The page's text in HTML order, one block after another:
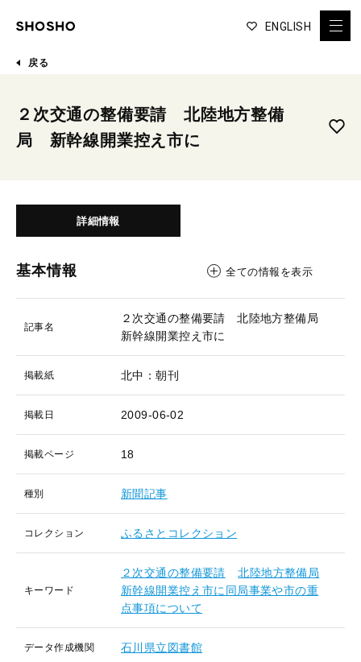
ENGLISH
戻る
２次交通の整備要請 北陸地方整備
局 新幹線開業控え市に
詳細情報
基本情報 全ての情報を表示
記事名
２次交通の整備要請 北陸地方整備局
新幹線開業控え市に
掲載紙 北中：朝刊
掲載日 2009-06-02
掲載ページ 18
種別 新聞記事
コレクション ふるさとコレクション
キーワード
２次交通の整備要請
北陸地方整備局
新幹線開業控え市に同局事業や市の重
点事項について
データ作成機関 石川県立図書館